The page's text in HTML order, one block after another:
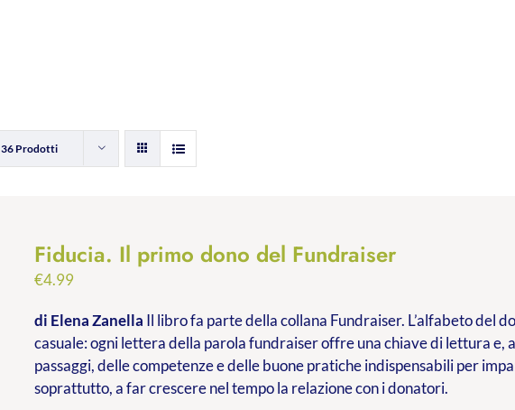
36 Prodotti
Fiducia. Il primo dono del Fundraiser
€4.99
di Elena Zanella Il libro fa parte della collana Fundraiser. L’alfabeto del
casuale: ogni lettera della parola fundraiser offre una chiave di lettura e,
passaggi, delle competenze e delle buone pratiche indispensabili per
soprattutto, a far crescere nel tempo la relazione con i donatori.